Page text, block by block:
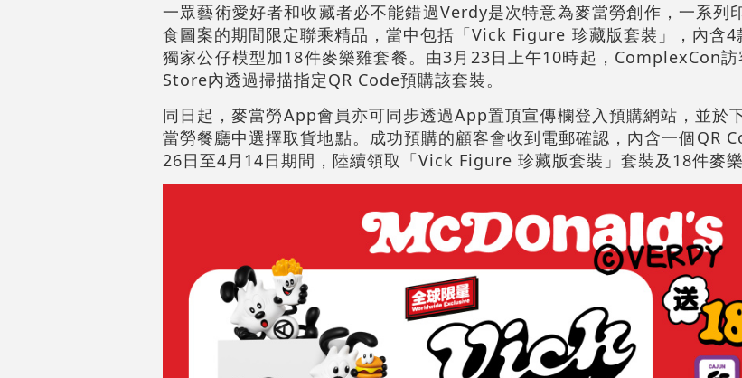
一眾藝術愛好者和收藏者必不能錯過Verdy是次特意為麥當勞創作，一系列
食圖案的期間限定聯乘精品，當中包括「Vick Figure 珍藏版套裝」，內含
獨家公仔模型加18件麥樂雞套餐。由3月23日上午10時起，ComplexCon
Store內透過掃描指定QR Code預購該套裝。
同日起，麥當勞App會員亦可同步透過App置頂宣傳欄登入預購網站，並於
當勞餐廳中選擇取貨地點。成功預購的顧客會收到電郵確認，內含一個QR
26日至4月14日期間，陸續領取「Vick Figure 珍藏版套裝」套裝及18件麥樂